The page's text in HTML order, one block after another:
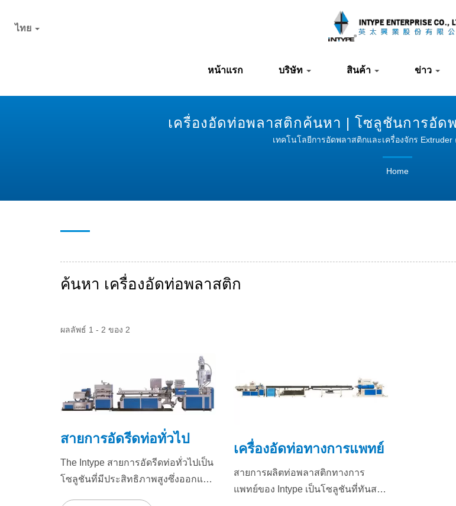
หน้าแรก บริษัท สินค้า ข่าว
ไทย
เครื่องอัดท่อพลาสติกค้นหา | โซลูชันการอัด
เทคโนโลยีการอัดพลาสติกและเครื่องจักร
Home
ค้นหา เครื่องอัดท่อพลาสติก
ผลลัพธ์ 1 - 2 ของ 2
สายการอัดรีดท่อทั่วไป
The Intype สายการอัดรีดท่อทั่วไปเป็น
โซลูชันที่มีประสิทธิภาพสูงซึ่งออกแบบ
เครื่องอัดท่อทางการแพทย์
สายการผลิตท่อพลาสติกทางการ
แพทย์ของ Intype เป็นโซลูชันที่ทันสมัย